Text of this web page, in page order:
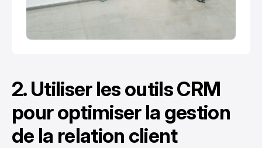
2. Utiliser les outils CRM
pour optimiser la gestion
de la relation client